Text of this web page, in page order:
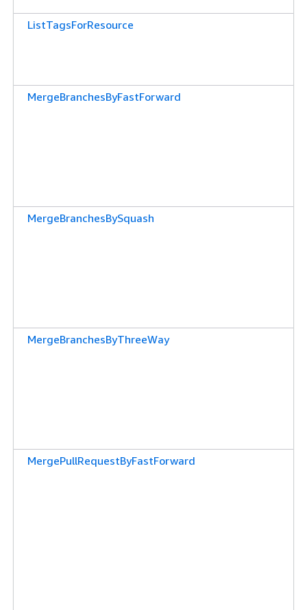
ListTagsForResource
MergeBranchesByFastForward
MergeBranchesBySquash
MergeBranchesByThreeWay
MergePullRequestByFastForward